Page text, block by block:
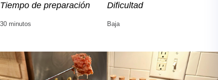
Tiempo de preparación
30 minutos
Dificultad
Baja